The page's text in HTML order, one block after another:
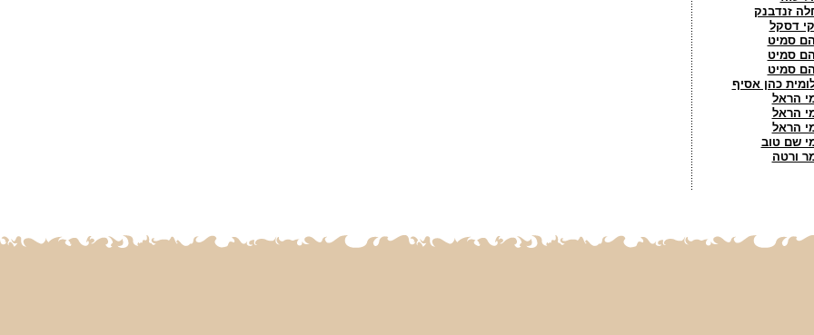
זנדבנק
דסקל
סמיט
סמיט
סמיט
כהן אסיף
הראל
הראל
הראל
שם טוב
ורטה